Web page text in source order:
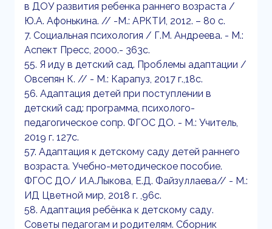
в ДОУ развития ребенка раннего возраста /
Ю.А. Афонькина. // -М.: АРКТИ, 2012. – 80 с.
7. Социальная психология / Г.М. Андреева. - М.:
Аспект Пресс, 2000.- 363с.
55. Я иду в детский сад. Проблемы адаптации /
Овсепян К. // - М.: Карапуз, 2017 г.,18с.
56. Адаптация детей при поступлении в
детский сад: программа, психолого-
педагогическое сопр. ФГОС ДО. - М.: Учитель,
2019 г. 127с.
57. Адаптация к детскому саду детей раннего
возраста. Учебно-методическое пособие.
ФГОС ДО/ И.А.Лыкова, Е.Д. Файзуллаева// - М.:
ИД Цветной мир, 2018 г. ,96с.
58. Адаптация ребёнка к детскому саду.
Советы педагогам и родителям. Сборник